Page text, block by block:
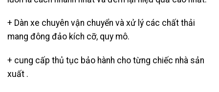
+ Dàn xe chuyên vận chuyển và xử lý các chất thải
mang đông đảo kích cỡ, quy mô.
+ cung cấp thủ tục bảo hành cho từng chiếc nhà sản
xuất .